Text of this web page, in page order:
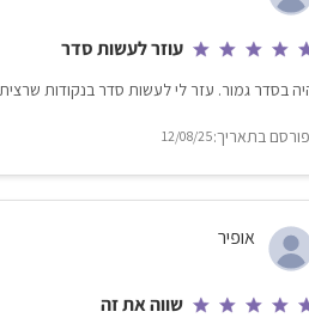
עוזר לעשות סדר
בסדר גמור. עזר לי לעשות סדר בנקודות
12/08/25
אופיר
שווה את זה